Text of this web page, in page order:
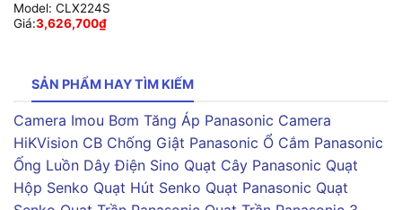
Model: CLX224S
Giá:3,626,700₫
SẢN PHẨM HAY TÌM KIẾM
Camera Imou Bơm Tăng Áp Panasonic Camera
HiKVision CB Chống Giật Panasonic Ổ Cắm Panasonic
Ống Luồn Dây Điện Sino Quạt Cây Panasonic Quạt
Hộp Senko Quạt Hút Senko Quạt Panasonic Quạt